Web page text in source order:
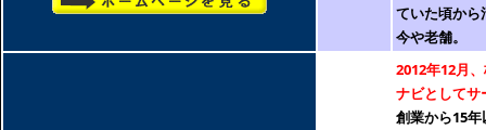
ていた頃から
今や老舗。
2012年12月
ナビとしてサ
創業から15